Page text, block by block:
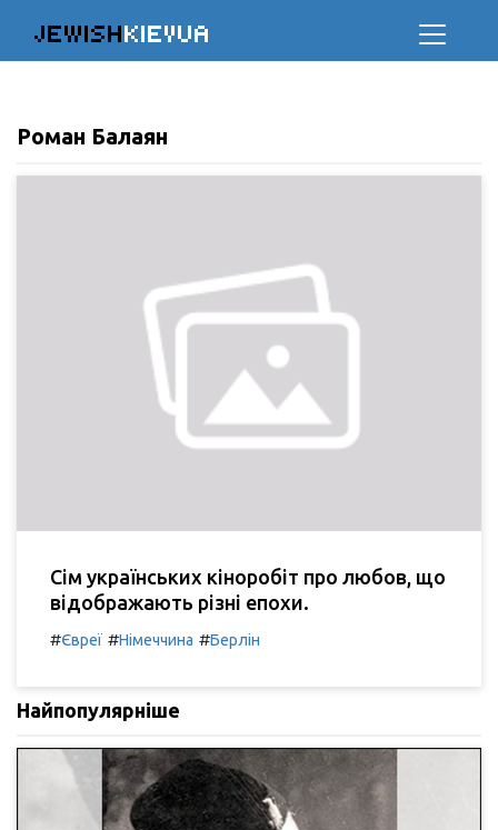
JEWISHKIEVUA
Роман Балаян
Сім українських кіноробіт про любов, що
відображають різні епохи.
#Євреї #Німеччина #Берлін
Найпопулярніше